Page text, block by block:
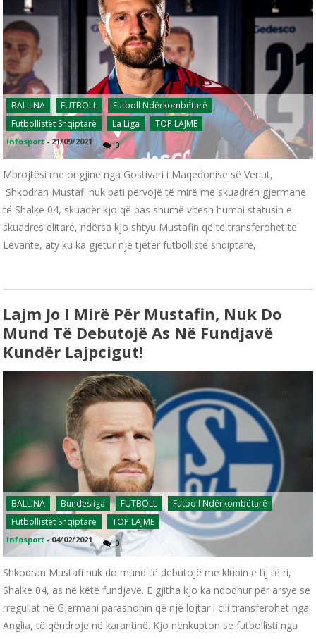
BALLINA FUTBOLL
Futboll Ndërkombëtarë
Futbollistët Shqiptarë
La Liga TOP LAJME
infosport - 21/09/2021 0
Mbrojtësi me origjinë nga Gostivari i Maqedonisë së Veriut,
Shkodran Mustafi nuk pati përvojë të mirë me skuadrën gjermane
të Shalke 04, skuadër kjo që pas shumë vitesh humbi statusin e
skuadrës elitare, ndërsa kjo shtyu Mustafin që të transferohet te
Levante, aty ku ka gjetur një tjetër futbollistë shqiptarë,
Lajm Jo I Mirë Për Mustafin, Nuk Do
Mund Të Debutojë As Në Fundjavë
Kundër Lajpcigut!
BALLINA Bundesliga FUTBOLL
Futboll Ndërkombëtarë
Futbollistët Shqiptarë
TOP LAJME
infosport - 04/02/2021 0
Shkodran Mustafi nuk do mund të debutojë me klubin e tij të ri,
Shalke 04, as në këtë fundjavë. E gjitha kjo ka ndodhur për arsye se
rregullat në Gjermani parashohin që një lojtar i cili transferohet nga
Anglia, të qëndrojë në karantinë. Kjo nënkupton se futbollisti nga